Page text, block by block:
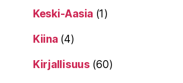
Keski-Aasia (1)
Kiina(4)
Kirjallisuus (60)